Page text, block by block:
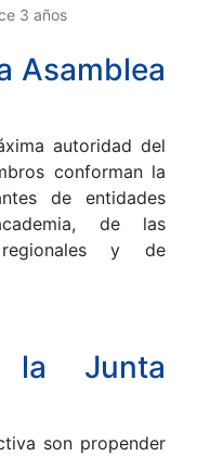
3 años
Asamblea
autoridad del
conforman la
de entidades
de las
regionales y de
la Junta
son propender